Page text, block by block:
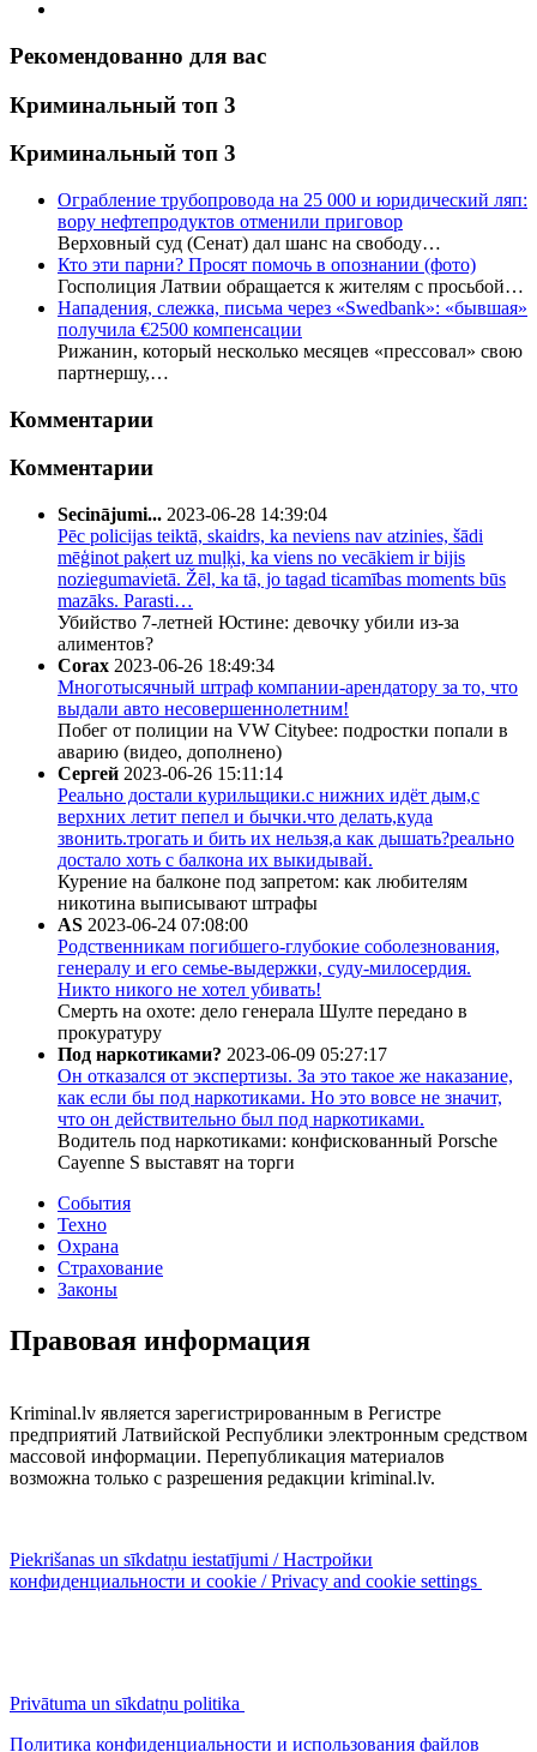
Рекомендованно для вас
Криминальный топ 3
Криминальный топ 3
Ограбление трубопровода на 25 000 и юридический ляп:
вору нефтепродуктов отменили приговор
Верховный суд (Сенат) дал шанс на свободу…
Кто эти парни? Просят помочь в опознании (фото)
Госполиция Латвии обращается к жителям с просьбой…
Нападения, слежка, письма через «Swedbank»: «бывшая»
получила €2500 компенсации
Рижанин, который несколько месяцев «прессовал» свою
партнершу,…
Комментарии
Комментарии
Secinājumi... 2023-06-28 14:39:04
Pēc policijas teiktā, skaidrs, ka neviens nav atzinies, šādi
mēģinot paķert uz muļķi, ka viens no vecākiem ir bijis
noziegumavietā. Žēl, ka tā, jo tagad ticamības moments būs
mazāks. Parasti…
Убийство 7-летней Юстине: девочку убили из-за
алиментов?
Corax 2023-06-26 18:49:34
Многотысячный штраф компании-арендатору за то, что
выдали авто несовершеннолетним!
Побег от полиции на VW Citybee: подростки попали в
аварию (видео, дополнено)
Сергей 2023-06-26 15:11:14
Реально достали курильщики.с нижних идёт дым,с
верхних летит пепел и бычки.что делать,куда
звонить.трогать и бить их нельзя,а как дышать?реально
достало хоть с балкона их выкидывай.
Курение на балконе под запретом: как любителям
никотина выписывают штрафы
AS 2023-06-24 07:08:00
Родственникам погибшего-глубокие соболезнования,
генералу и его семье-выдержки, суду-милосердия.
Никто никого не хотел убивать!
Смерть на охоте: дело генерала Шулте передано в
прокуратуру
Под наркотиками? 2023-06-09 05:27:17
Он отказался от экспертизы. За это такое же наказание,
как если бы под наркотиками. Но это вовсе не значит,
что он действительно был под наркотиками.
Водитель под наркотиками: конфискованный Porsche
Cayenne S выставят на торги
События
Техно
Охрана
Страхование
Законы
Правовая информация
Kriminal.lv является зарегистрированным в Регистре
предприятий Латвийской Республики электронным средством
массовой информации. Перепубликация материалов
возможна только с разрешения редакции kriminal.lv.
Piekrišanas un sīkdatņu iestatījumi / Настройки
конфиденциальности и cookie / Privacy and cookie settings
Privātuma un sīkdatņu politika
Политика конфиденциальности и использования файлов